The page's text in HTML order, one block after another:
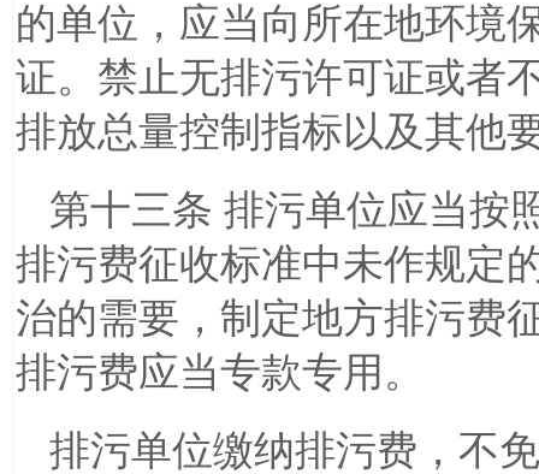
的单位，应当向所在地环境
证。禁止无排污许可证或者
排放总量控制指标以及其他
第十三条 排污单位应当按
排污费征收标准中未作规定
治的需要，制定地方排污费
排污费应当专款专用。
排污单位缴纳排污费，不